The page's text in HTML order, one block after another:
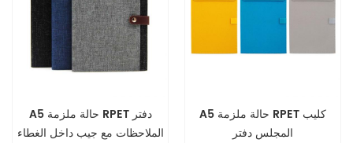
A5 حالة ملزمة RPET دفتر
الملاحظات مع جيب داخل الغطاء
A5 حالة ملزمة RPET كليب
المجلس دفتر